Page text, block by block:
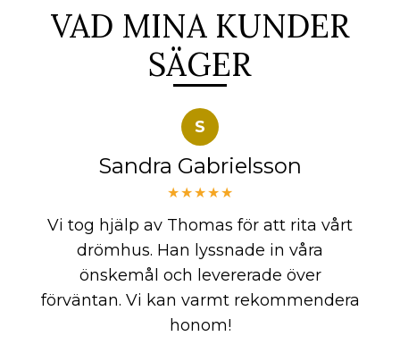
VAD MINA KUNDER
SÄGER
S
Sandra Gabrielsson
★★★★★
Vi tog hjälp av Thomas för att rita vårt
drömhus. Han lyssnade in våra
önskemål och levererade över
förväntan. Vi kan varmt rekommendera
honom!